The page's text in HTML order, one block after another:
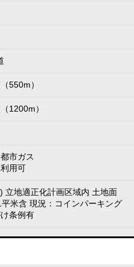
550m）
1200m）
市ガス
用可
立地適正化計画区域内 土地面
米含 現況：コインパーキング
条例有